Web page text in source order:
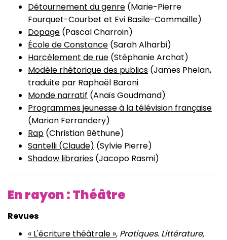
Détournement du genre (Marie-Pierre
Fourquet-Courbet et Evi Basile-Commaille)
Dopage (Pascal Charroin)
École de Constance (Sarah Alharbi)
Harcèlement de rue (Stéphanie Archat)
Modèle rhétorique des publics (James Phelan,
traduite par Raphaël Baroni
Monde narratif (Anaïs Goudmand)
Programmes jeunesse à la télévision française
(Marion Ferrandery)
Rap (Christian Béthune)
Santelli (Claude) (Sylvie Pierre)
Shadow libraries (Jacopo Rasmi)
En rayon : Théâtre
Revues
« L'écriture théâtrale », Pratiques. Littérature,